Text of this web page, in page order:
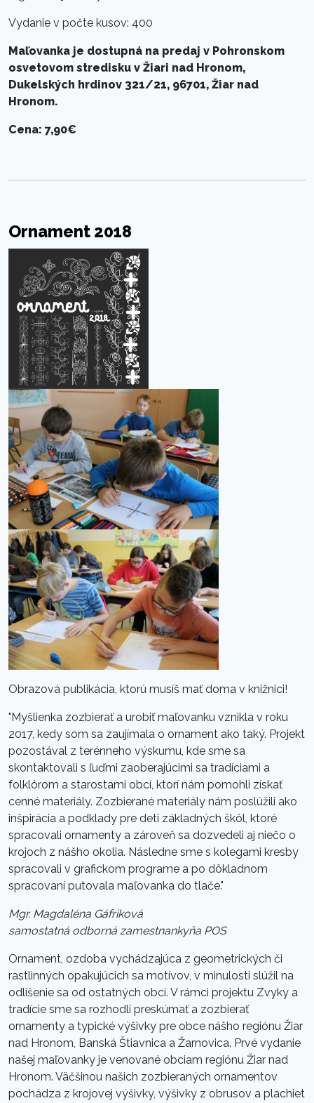
Vydanie v počte kusov: 400
Maľovanka je dostupná na predaj v Pohronskom
osvetovom stredisku v Žiari nad Hronom,
Dukelských hrdinov 321/21, 96701, Žiar nad
Hronom.
Cena: 7,90€
Ornament 2018
Obrazová publikácia, ktorú musíš mať doma v knižnici!
"Myšlienka zozbierať a urobiť maľovanku vznikla v roku
2017, kedy som sa zaujímala o ornament ako taký. Projekt
pozostával z terénneho výskumu, kde sme sa
skontaktovali s ľuďmi zaoberajúcimi sa tradíciami a
folklórom a starostami obcí, ktorí nám pomohli získať
cenné materiály. Zozbierané materiály nám poslúžili ako
inšpirácia a podklady pre deti základných škôl, ktoré
spracovali ornamenty a zároveň sa dozvedeli aj niečo o
krojoch z nášho okolia. Následne sme s kolegami kresby
spracovali v grafickom programe a po dôkladnom
spracovaní putovala maľovanka do tlače."
Mgr. Magdaléna Gáfriková
samostatná odborná zamestnankyňa POS
Ornament, ozdoba vychádzajúca z geometrických či
rastlinných opakujúcich sa motívov, v minulosti slúžil na
odlíšenie sa od ostatných obcí. V rámci projektu Zvyky a
tradície sme sa rozhodli preskúmať a zozbierať
ornamenty a typické výšivky pre obce nášho regiónu Žiar
nad Hronom, Banská Štiavnica a Žarnovica. Prvé vydanie
našej maľovanky je venované obciam regiónu Žiar nad
Hronom. Väčšinou našich zozbieraných ornamentov
pochádza z krojovej výšivky, výšivky z obrusov a plachiet